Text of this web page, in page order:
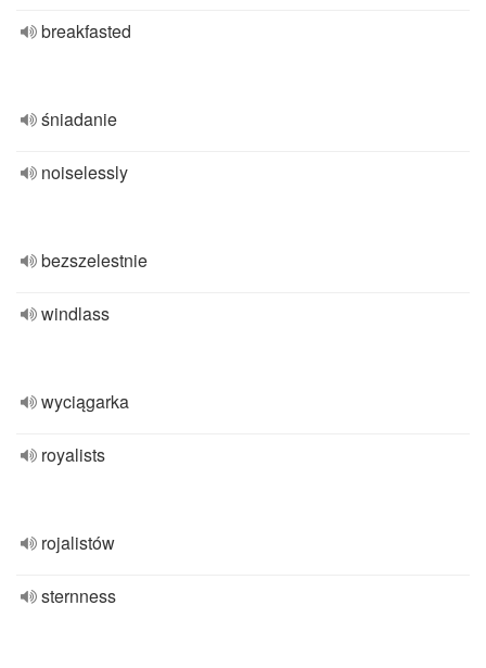
breakfasted
śniadanie
noiselessly
bezszelestnie
windlass
wyciągarka
royalists
rojalistów
sternness